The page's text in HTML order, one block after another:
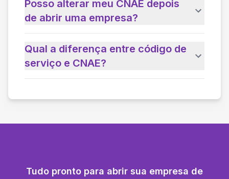
Posso alterar meu CNAE depois
de abrir uma empresa?
Qual a diferença entre código de
serviço e CNAE?
Tudo pronto para abrir sua empresa de